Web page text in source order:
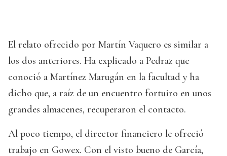
El relato ofrecido por Martín Vaquero es similar a
los dos anteriores. Ha explicado a Pedraz que
conoció a Martínez Marugán en la facultad y ha
dicho que, a raíz de un encuentro fortuiro en unos
grandes almacenes, recuperaron el contacto.
Al poco tiempo, el director financiero le ofreció
trabajo en Gowex. Con el visto bueno de García,